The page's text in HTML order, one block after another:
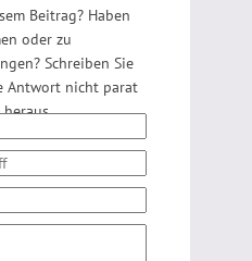
Beitrag? Haben
oder zu
Schreiben Sie
Antwort nicht parat